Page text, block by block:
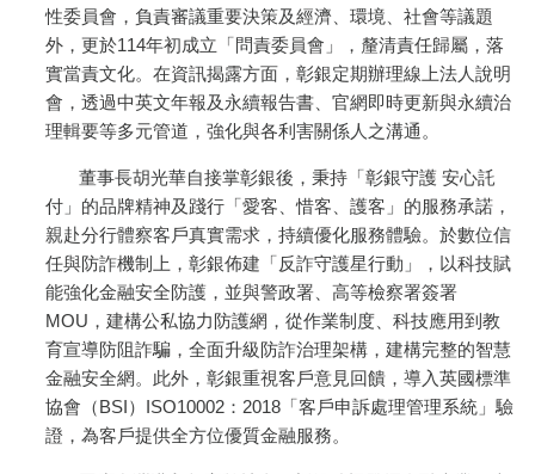
性委員會，負責審議重要決策及經濟、環境、社會等議題
外，更於114年初成立「問責委員會」，釐清責任歸屬，落
實當責文化。在資訊揭露方面，彰銀定期辦理線上法人說明
會，透過中英文年報及永續報告書、官網即時更新與永續治
理輯要等多元管道，強化與各利害關係人之溝通。
董事長胡光華自接掌彰銀後，秉持「彰銀守護 安心託
付」的品牌精神及踐行「愛客、惜客、護客」的服務承諾，
親赴分行體察客戶真實需求，持續優化服務體驗。於數位信
任與防詐機制上，彰銀佈建「反詐守護星行動」，以科技賦
能強化金融安全防護，並與警政署、高等檢察署簽署
MOU，建構公私協力防護網，從作業制度、科技應用到教
育宣導防阻詐騙，全面升級防詐治理架構，建構完整的智慧
金融安全網。此外，彰銀重視客戶意見回饋，導入英國標準
協會（BSI）ISO10002：2018「客戶申訴處理管理系統」驗
證，為客戶提供全方位優質金融服務。